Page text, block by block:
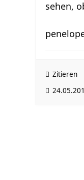
sehen,
Zitieren